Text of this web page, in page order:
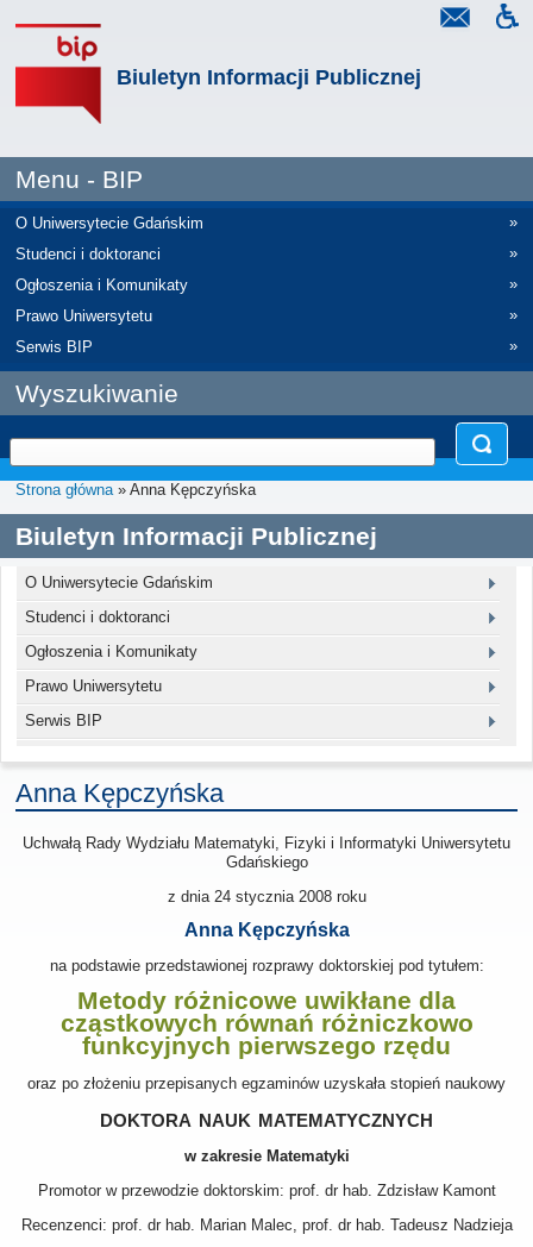
Biuletyn Informacji Publicznej
Menu - BIP
O Uniwersytecie Gdańskim
»
Studenci i doktoranci
»
Ogłoszenia i Komunikaty
»
Prawo Uniwersytetu
»
Serwis BIP
»
Wyszukiwanie
Strona główna» Anna Kępczyńska
Biuletyn Informacji Publicznej
O Uniwersytecie Gdańskim
Studenci i doktoranci
Ogłoszenia i Komunikaty
Prawo Uniwersytetu
Serwis BIP
Anna Kępczyńska
Uchwałą Rady Wydziału Matematyki, Fizyki i Informatyki Uniwersytetu
Gdańskiego
z dnia 24 stycznia 2008roku
Anna Kępczyńska
na podstawie przedstawionej rozprawy doktorskiej pod tytułem:
Metody różnicowe uwikłane dla
cząstkowych równań różniczkowo
funkcyjnych pierwszego rzędu
oraz po złożeniu przepisanych egzaminów uzyskała stopień naukowy
doktora nauk matematycznych
w zakresie Matematyki
Promotor w przewodzie doktorskim: prof. dr hab. Zdzisław Kamont
Recenzenci: prof. dr hab. Marian Malec, prof. dr hab. Tadeusz Nadzieja